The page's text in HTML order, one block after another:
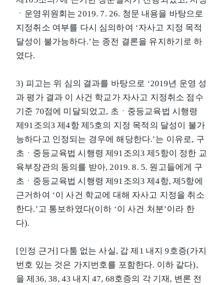
ㆍ운영위원회는 2019. 7. 26. 청문 내용을 바탕으로
지정취소 여부를 다시 심의하여 ‘자사고 지정 목적
달성이 불가능하다.’는 종전 결론을 유지하기로 하
였다.
3) 피고는 위 심의 결과를 바탕으로 ‘2019년 운영 성
과 평가 결과 이 사건 학교가 자사고 지정취소 점수
기준 70점에 미달되었고, 초ㆍ중등교육법 시행령
제91조의3 제4항 제5호의 지정 목적의 달성이 불가
능하다고 인정되는 경우에 해당한다.’는 이유로, 구
초ㆍ중등교육법 시행령 제91조의3 제5항이 정한 교
육부장관의 동의를 받아, 2019. 8. 5. 원고들에게 구
초ㆍ중등교육법 시행령 제91조의3 제4항, 제5항에
근거하여 ‘이 사건 학교에 대해 자사고 지정을 취소
한다.’고 통보하였다(이하 ‘이 사건 처분’이라 한
다).
[인정 근거] 다툼 없는 사실, 갑 제1 내지 9호증(가지
번호 있는 것은 가지번호를 포함한다. 이하 같다),
을 제36, 38, 43 내지 47, 68호증의 각 기재, 변론 전